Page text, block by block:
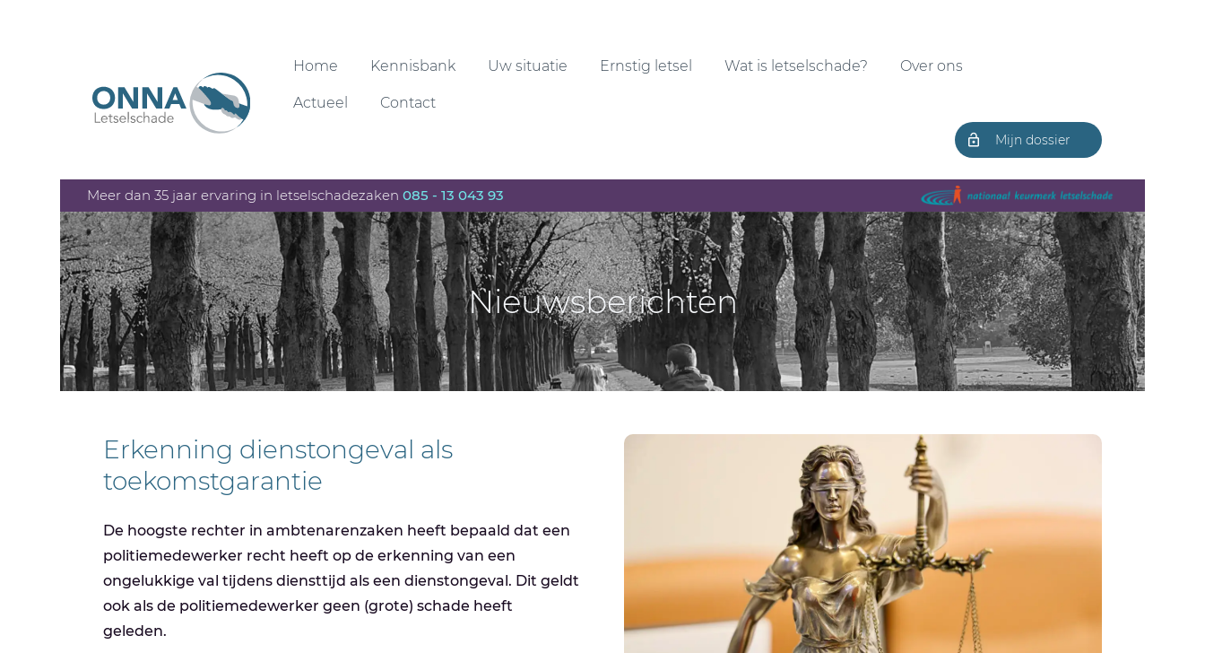
Home Kennisbank Uw situatie Ernstig letsel Wat is letselschade? Over ons
Actueel Contact
Mijn dossier
Meer dan 35 jaar ervaring in letselschadezaken085 - 13 043 93
Nieuwsberichten
Erkenning dienstongeval als
toekomstgarantie
De hoogste rechter in ambtenarenzaken heeft bepaald dat een
politiemedewerker recht heeft op de erkenning van een
ongelukkige val tijdens diensttijd als een dienstongeval. Dit geldt
ook als de politiemedewerker geen (grote) schade heeft
geleden.